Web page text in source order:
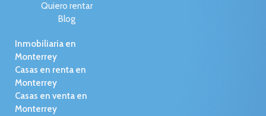
Quiero rentar
Blog
Inmobiliaria en
Monterrey
Casas en renta en
Monterrey
Casas en venta en
Monterrey